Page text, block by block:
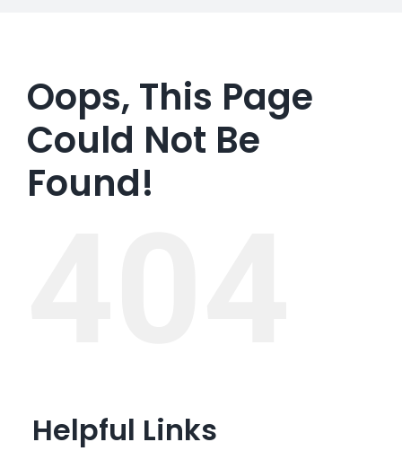
Oops, This Page
Could Not Be
Found!
Helpful Links